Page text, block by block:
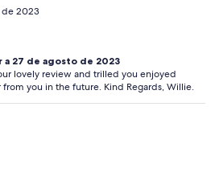
de 2023
a 27 de agosto de 2023
lovely review and trilled you enjoyed
you in the future. Kind Regards, Willie.